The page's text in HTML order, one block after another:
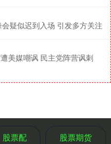
疑似迟到入场 引发多方关注
美媒嘲讽 民主党阵营讽刺
股票配
股票期货